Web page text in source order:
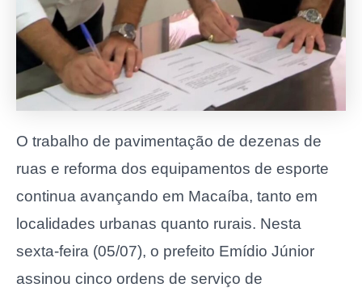
O trabalho de pavimentação de dezenas de
ruas e reforma dos equipamentos de esporte
continua avançando em Macaíba, tanto em
localidades urbanas quanto rurais. Nesta
sexta-feira (05/07), o prefeito Emídio Júnior
assinou cinco ordens de serviço de